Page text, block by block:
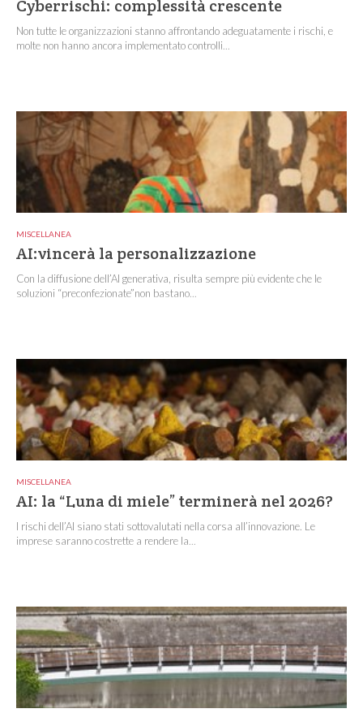
Cyberrischi: complessità crescente
Non tutte le organizzazioni stanno affrontando adeguatamente i rischi, e
molte non hanno ancora implementato controlli...
MISCELLANEA
AI:vincerà la personalizzazione
Con la diffusione dell’AI generativa, risulta sempre più evidente che le
soluzioni “preconfezionate”non bastano...
MISCELLANEA
AI: la “Luna di miele” terminerà nel 2026?
I rischi dell’AI siano stati sottovalutati nella corsa all’innovazione. Le
imprese saranno costrette a rendere la...